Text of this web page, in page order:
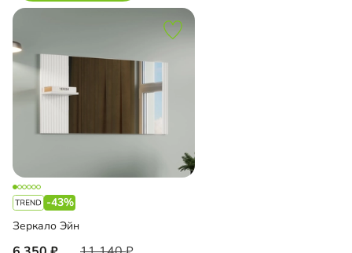
-43%
Зеркало Эйн